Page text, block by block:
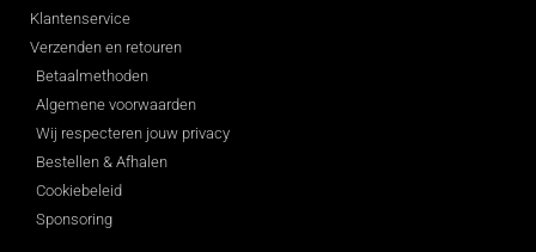
Klantenservice
Verzenden en retouren
Betaalmethoden
Algemene voorwaarden
Wij respecteren jouw privacy
Bestellen & Afhalen
Cookiebeleid
Sponsoring